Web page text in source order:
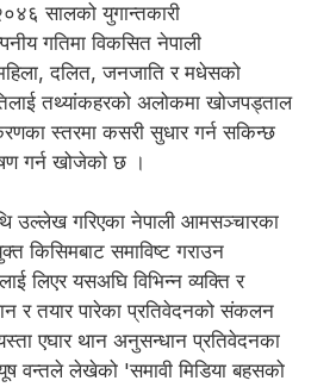
सालको युगान्तकारी
गतिमा विकसित नेपाली
दलित, जनजाति र मधेसको
तथ्यांकहरको अलोकमा खोजपड्ताल
स्तरमा कसरी सुधार गर्न सकिन्छ
गर्न खोजेको छ ।
उल्लेख गरिएका नेपाली आमसञ्चारका
किसिमबाट समाविष्ट गराउन
लिएर यसअघि विभिन्न व्यक्ति र
र तयार पारेका प्रतिवेदनको संकलन
एघार थान अनुसन्धान प्रतिवेदनका
वन्तले लेखेको 'समावी मिडिया बहसको